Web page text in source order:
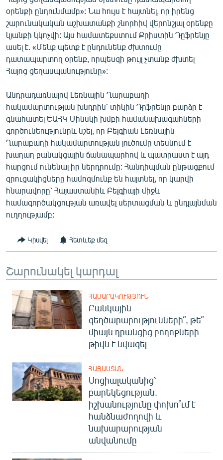
օրենքի ընդունմամբ»: Նա հույս է հայտնել, որ իրենց
շարունակական աշխատանքի շնորհիվ վերոնշյալ օրենքը
կյանքի կկոչվի: Այս համատեքստում Քրիստին Դըֆրենյը
ասել է. «Մենք պետք է ընդունենք ժխտումը
դատապարտող օրենք, որպեսզի թույլ չտանք ժխտել
Հայոց ցեղասպանությունը»:
Անդրադառնալով Լեռնային Ղարաբաղի
հակամարտության խնդրին՝ տիկին Դըֆրենյը բարձր է
գնահատել ԵԱՀԿ Մինսկի խմբի համանախագահների
գործունեությունըև նշել, որ Բելգիան Լեռնային
Ղարաբաղի հակամարտության լուծումը տեսնում է
խաղաղ բանակցային ճանապարհով և պատրաստ է այդ
հարցում ունենալ իր ներդրումը: Հանդիպման ընթացքում
զրուցակիցները համոզմունք են հայտնել, որ կարվի
հնարավորը՝ Հայաստանիև Բելգիայի միջև
համագործակցության առավել սերտացման և ընդլայնման
ուղղությամբ:
Կիսվել Հետևեք մեզ
Շարունակել կարդալ
ՀԱՍԱՐԱԿՈՒԹՅՈՒՆ
Բանկային
զեղծարարությունների՞, թե՞
միայն դրանցից բողոքների
թիվն է նվազել
ՀԱՅԱՍՏԱՆ
Սոցիալականից՝
բարեկեցության.
իշխանությունը փոխո՞ւմ է
հանձնաժողովի և
նախարարության
անվանումը